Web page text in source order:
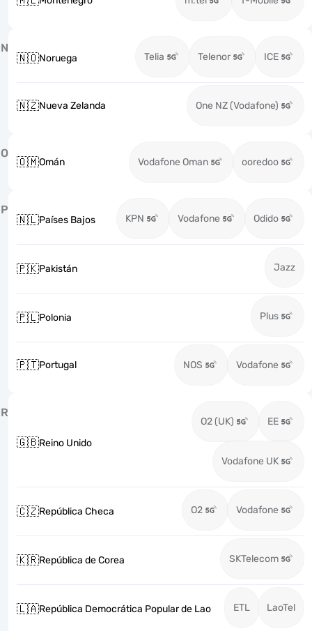
N
🇳🇴Noruega Telia Telenor ICE
🇳🇿Nueva Zelanda One NZ (Vodafone)
O
🇴🇲Omán Vodafone Oman ooredoo
P
🇳🇱Países Bajos KPN Vodafone Odido
🇵🇰Pakistán Jazz
🇵🇱Polonia Plus
🇵🇹Portugal NOS Vodafone
R
🇬🇧Reino Unido
O2 (UK) EE
Vodafone UK
🇨🇿República Checa O2 Vodafone
🇰🇷República de Corea SKTelecom
🇱🇦República Democrática Popular de Lao ETL LaoTel